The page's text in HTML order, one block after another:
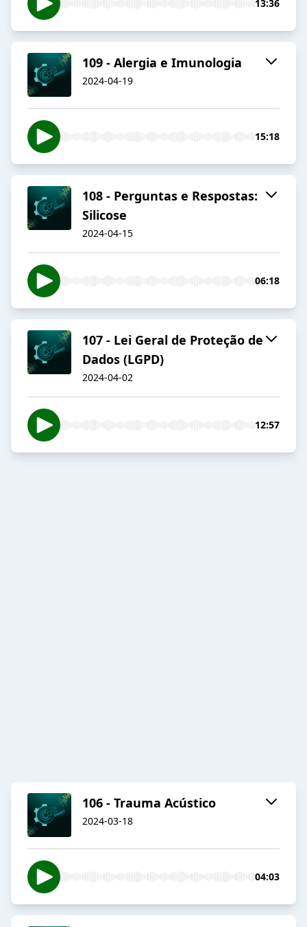
13:36
109 - Alergia e Imunologia
2024-04-19
15:18
108 - Perguntas e Respostas:
Silicose
2024-04-15
06:18
107 - Lei Geral de Proteção de
Dados (LGPD)
2024-04-02
12:57
106 - Trauma Acústico
2024-03-18
04:03